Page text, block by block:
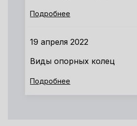
Подробнее
19 апреля 2022
Виды опорных колец
Подробнее